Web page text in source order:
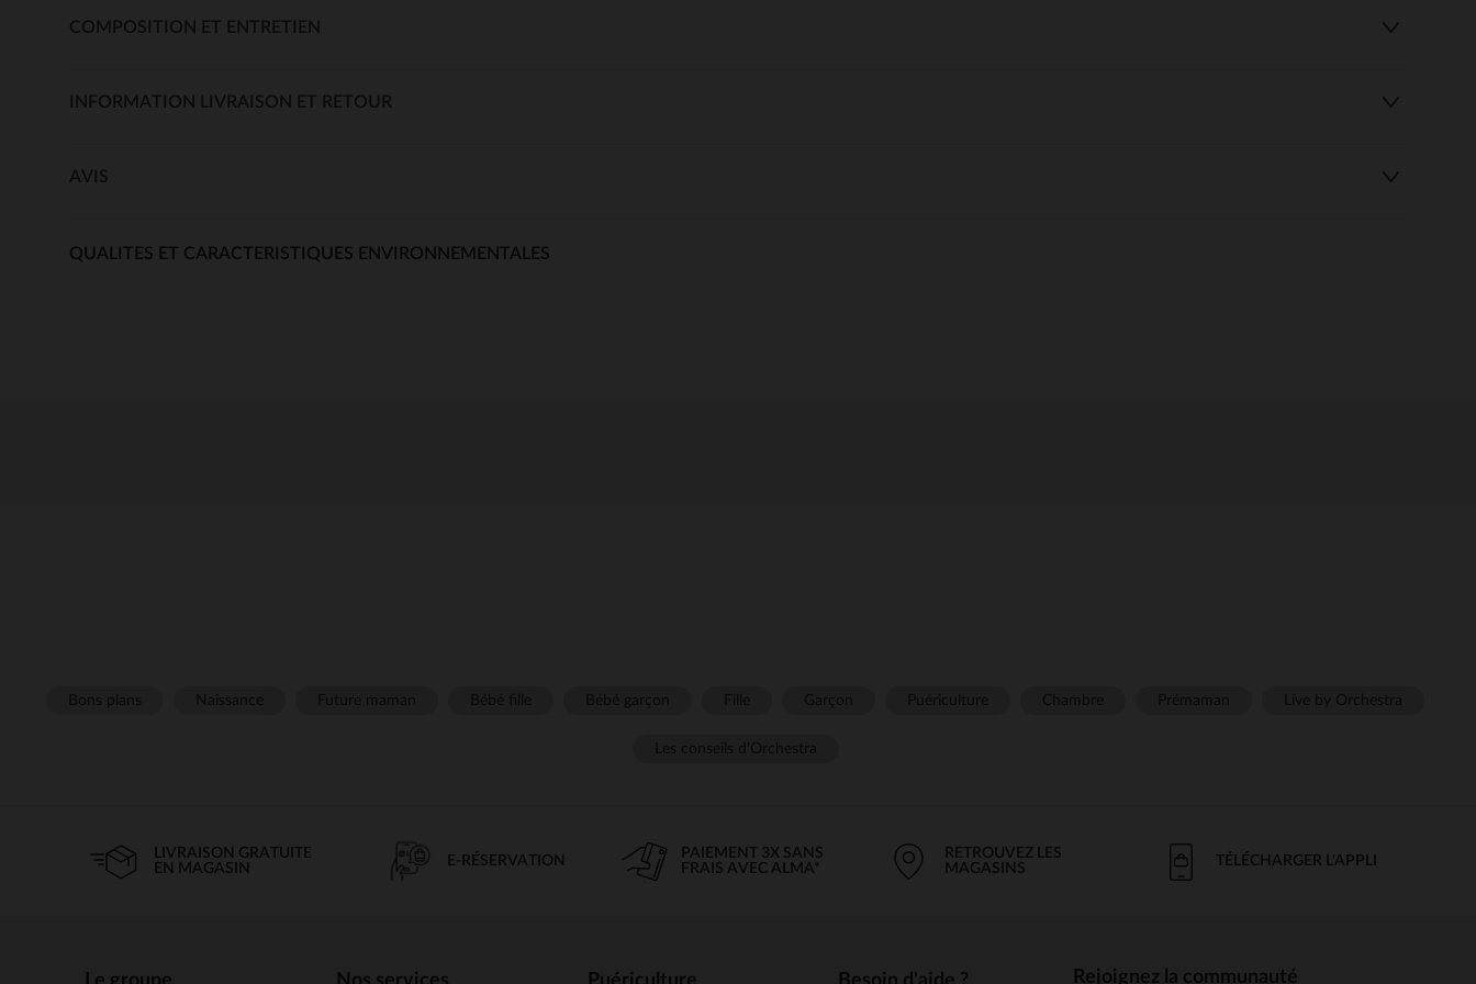
COMPOSITION ET ENTRETIEN
INFORMATION LIVRAISON ET RETOUR
AVIS
QUALITES ET CARACTERISTIQUES ENVIRONNEMENTALES
LIVRAISON GRATUITE
EN MAGASIN
E-RÉSERVATION
PAIEMENT 3X SANS
FRAIS AVEC ALMA*
RETROUVEZ LES
MAGASINS
TÉLÉCHARGER L'APPLI
Rejoignez la communauté